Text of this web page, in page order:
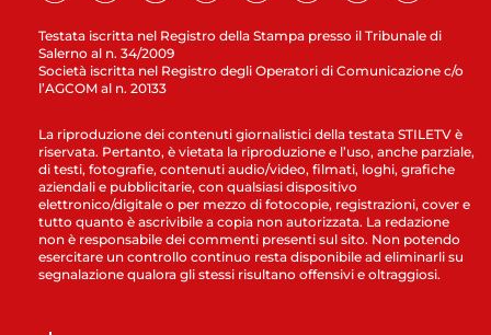
Testata iscritta nel Registro della Stampa presso il Tribunale di
Salerno al n. 34/2009
Società iscritta nel Registro degli Operatori di Comunicazione c/o
l’AGCOM al n. 20133
La riproduzione dei contenuti giornalistici della testata STILETV è
riservata. Pertanto, è vietata la riproduzione e l’uso, anche parziale,
di testi, fotografie, contenuti audio/video, filmati, loghi, grafiche
aziendali e pubblicitarie, con qualsiasi dispositivo
elettronico/digitale o per mezzo di fotocopie, registrazioni, cover e
tutto quanto è ascrivibile a copia non autorizzata. La redazione
non è responsabile dei commenti presenti sul sito. Non potendo
esercitare un controllo continuo resta disponibile ad eliminarli su
segnalazione qualora gli stessi risultano offensivi e oltraggiosi.